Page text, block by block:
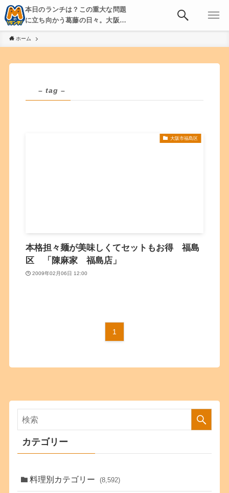
本日のランチは？この重大な問題
に立ち向かう葛藤の日々。大阪・
京都・神戸を中心とした食べ歩
き、飲み歩きを綴る。
ホーム
– tag –
大阪市福島区
本格担々麺が美味しくてセットもお得 福島
区 「陳麻家 福島店」
2009年02月06日 12:00
1
カテゴリー
料理別カテゴリー (8,592)